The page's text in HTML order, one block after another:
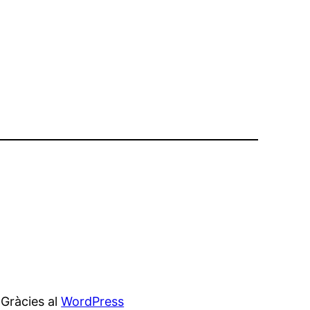
Gràcies alWordPress